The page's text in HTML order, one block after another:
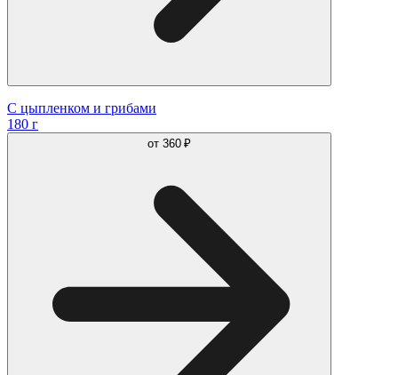
С цыпленком и грибами
180 г
от 360 ₽